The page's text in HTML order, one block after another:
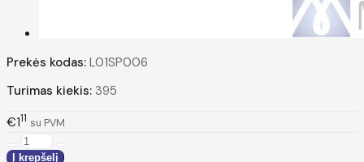
Prekės kodas: L01SP006
Turimas kiekis: 395
€111 su PVM